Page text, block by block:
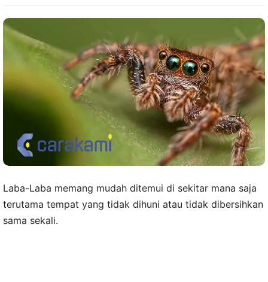
Laba-Laba memang mudah ditemui di sekitar mana saja
terutama tempat yang tidak dihuni atau tidak dibersihkan
sama sekali.